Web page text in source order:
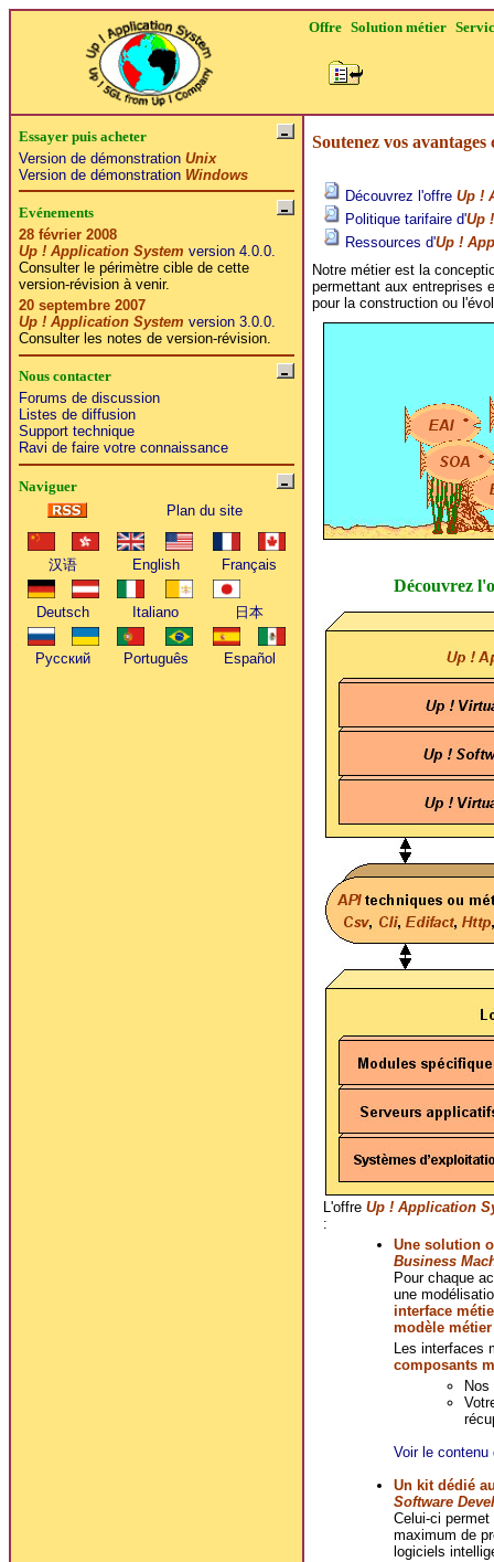
Offre Solution métier
Essayer puis acheter
Version de démonstration Unix
Version de démonstration Windows
Evénements
28 février 2008
Up ! Application System version 4.0.0.
Consulter le périmètre cible de cette
version-révision à venir.
20 septembre 2007
Up ! Application System version 3.0.0.
Consulter les notes de version-révision.
Nous contacter
Forums de discussion
Listes de diffusion
Support technique
Ravi de faire votre connaissance
Naviguer
Plan du site
Soutenez vos
Découvrez l'offre Up !
Politique tarifaire d'Up
Ressources d'Up !
Notre métier est la
permettant aux entreprises
pour la construction ou
Découvrez
L'offre Up ! Application
:
Une solution
Business
Pour chaque
une
interface
modèle métier
Les interfaces
composants
Nos
Voir le contenu
Un kit dédié
Software
Celui-ci
maximum de
logiciels